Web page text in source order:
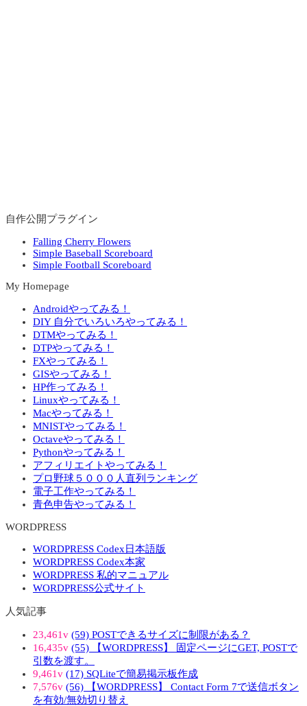
自作公開プラグイン
Falling Cherry Flowers
Simple Baseball Scoreboard
Simple Football Scoreboard
My Homepage
Androidやってみる！
DIY 自分でいろいろやってみる！
DTMやってみる！
DTPやってみる！
FXやってみる！
GISやってみる！
HP作ってみる！
Linuxやってみる！
Macやってみる！
MNISTやってみる！
Octaveやってみる！
Pythonやってみる！
アフィリエイトやってみる！
プロ野球５０００人直列ランキング
電子工作やってみる！
青色申告やってみる！
WORDPRESS
WORDPRESS Codex日本語版
WORDPRESS Codex本家
WORDPRESS 私的マニュアル
WORDPRESS公式サイト
人気記事
23,461v (59) POSTできるサイズに制限がある？
16,435v (55) 【WORDPRESS】 固定ページにGET, POSTで
引数を渡す。
9,461v (17) SQLiteで簡易掲示板作成
7,576v (56) 【WORDPRESS】 Contact Form 7で送信ボタン
を有効/無効切り替え